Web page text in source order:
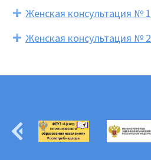
Женская консультация № 1
Женская консультация № 2